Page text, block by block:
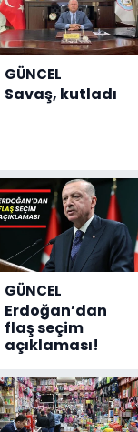
GÜNCEL
Savaş, kutladı
GÜNCEL
Erdoğan’dan
flaş seçim
açıklaması!